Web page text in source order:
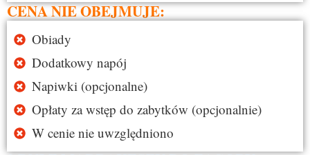
CENA NIE OBEJMUJE:
Obiady
Dodatkowy napój
Napiwki (opcjonalne)
Opłaty za wstęp do zabytków (opcjonalnie)
W cenie nie uwzględniono